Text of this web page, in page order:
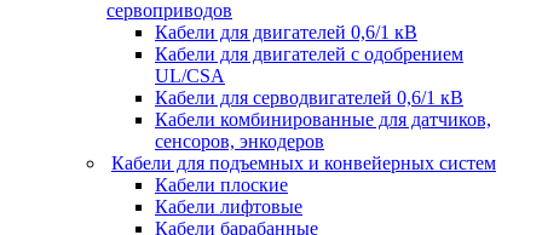
сервоприводов
Кабели для двигателей 0,6/1 кВ
Кабели для двигателей с одобрением
UL/CSA
Кабели для серводвигателей 0,6/1 кВ
Кабели комбинированные для датчиков,
cенсоров, энкодеров
Кабели для подъемных и конвейерных систем
Кабели плоские
Кабели лифтовые
Кабели барабанные